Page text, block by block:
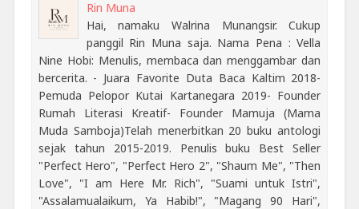
Rin Muna
Hai, namaku Walrina Munangsir. Cukup
panggil Rin Muna saja. Nama Pena : Vella
Nine Hobi: Menulis, membaca dan menggambar dan
bercerita. - Juara Favorite Duta Baca Kaltim 2018-
Pemuda Pelopor Kutai Kartanegara 2019- Founder
Rumah Literasi Kreatif- Founder Mamuja (Mama
Muda Samboja)Telah menerbitkan 20 buku antologi
sejak tahun 2015-2019. Penulis buku Best Seller
"Perfect Hero", "Perfect Hero 2", "Shaum Me", "Then
Love", "I am Here Mr. Rich", "Suami untuk Istri",
"Assalamualaikum, Ya Habib!", "Magang 90 Hari",